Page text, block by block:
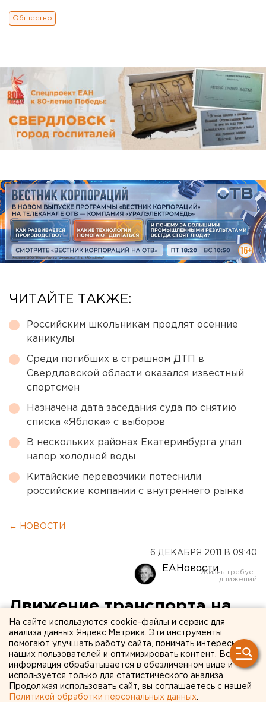
Общество
ЧИТАЙТЕ ТАКЖЕ:
Российским школьникам продлят осенние
каникулы
Среди погибших в страшном ДТП в
Свердловской области оказался известный
спортсмен
Назначена дата заседания суда по снятию
списка «Яблока» с выборов
В нескольких районах Екатеринбурга упал
напор холодной воды
Китайские перевозчики потеснили
российские компании с внутреннего рынка
← НОВОСТИ
6 ДЕКАБРЯ 2011 В 09:40
ЕАНовости
Движение транспорта на
улице Степана Разина
закрывается на 20 дней
Движение транспорта на улице Степана Разина на
участке от переулка Еланского до переулка
На сайте используются cookie-файлы и сервис для
анализа данных Яндекс.Метрика. Эти инструменты
помогают улучшать работу сайта, понимать интересы
наших пользователей и оптимизировать контент. Вся
информация обрабатывается в обезличенном виде и
используется только для статистического анализа.
Продолжая использовать сайт, вы соглашаетесь с нашей
Политикой обработки персональных данных